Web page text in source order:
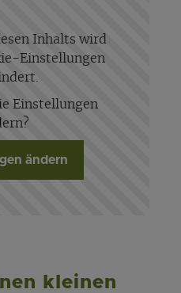
Inhalts wird
Einstellungen
Einstellungen
ändern
kleinen